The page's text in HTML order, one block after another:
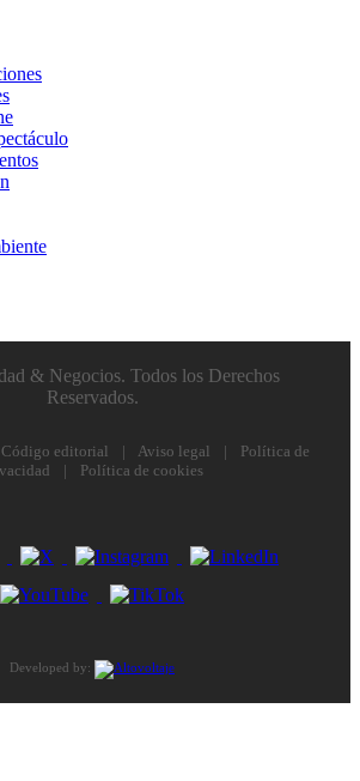
& Negocios. Todos los Derechos
Reservados.
Código editorial | Aviso legal |
Política de
| Política de cookies
Developed by: